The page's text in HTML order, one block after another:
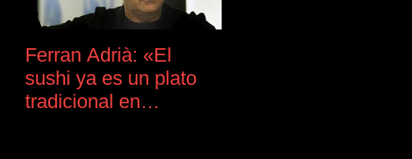
Ferran Adrià: «El
sushi ya es un plato
tradicional en